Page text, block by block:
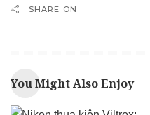
SHARE ON
You Might Also Enjoy